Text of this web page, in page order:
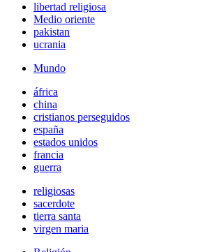
libertad religiosa
Medio oriente
pakistan
ucrania
Mundo
áfrica
china
cristianos perseguidos
españa
estados unidos
francia
guerra
religiosas
sacerdote
tierra santa
virgen maria